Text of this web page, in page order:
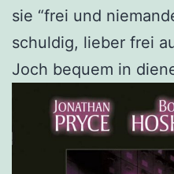
sie “frei und
schuldig, lieber frei
Joch bequem in